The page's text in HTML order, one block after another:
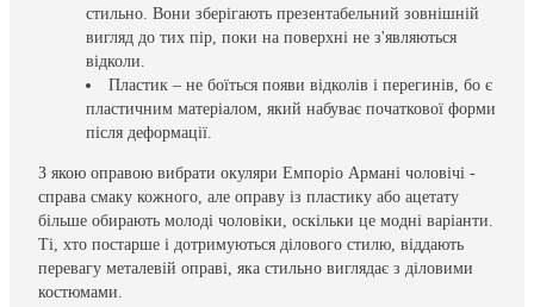
стильно. Вони зберігають презентабельний зовнішній
вигляд до тих пір, поки на поверхні не з'являються
відколи.
Пластик – не боїться появи відколів і перегинів, бо є
пластичним матеріалом, який набуває початкової форми
після деформації.
З якою оправою вибрати окуляри Емпоріо Армані чоловічі -
справа смаку кожного, але оправу із пластику або ацетату
більше обирають молоді чоловіки, оскільки це модні варіанти.
Ті, хто постарше і дотримуються ділового стилю, віддають
перевагу металевій оправі, яка стильно виглядає з діловими
костюмами.